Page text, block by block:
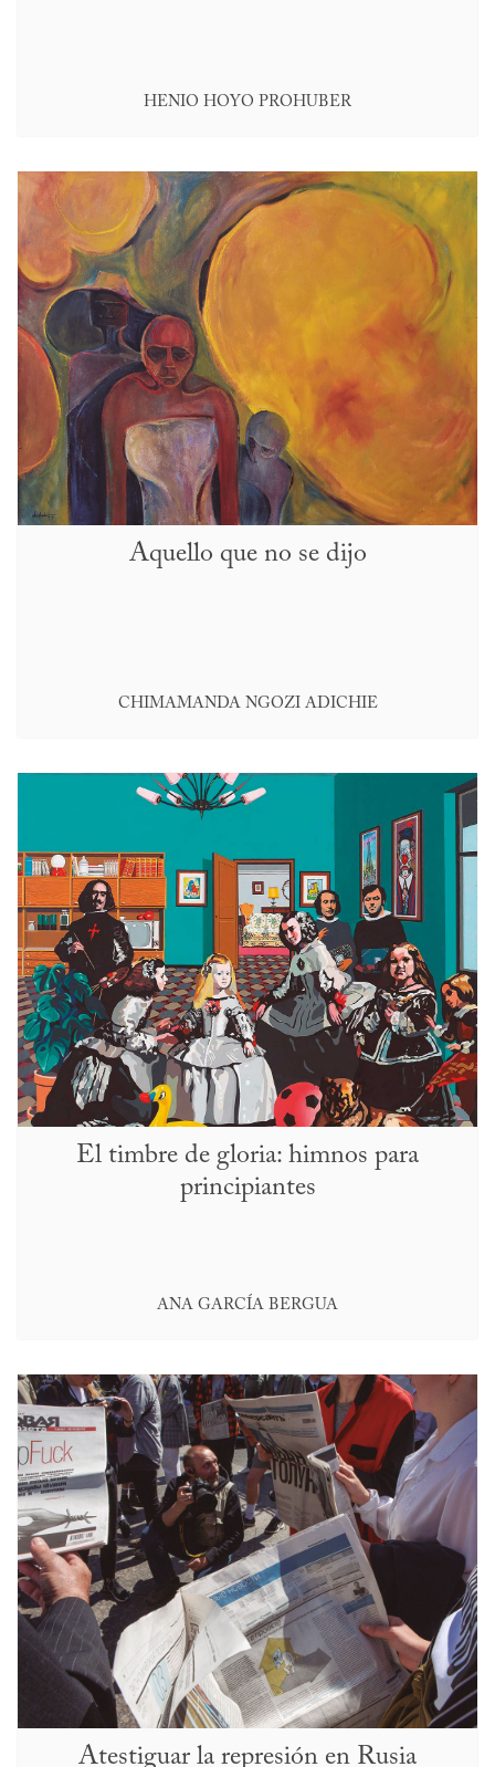
HENIO HOYO PROHUBER
Aquello que no se dijo
CHIMAMANDA NGOZI ADICHIE
El timbre de gloria: himnos para
principiantes
ANA GARCÍA BERGUA
Atestiguar la represión en Rusia